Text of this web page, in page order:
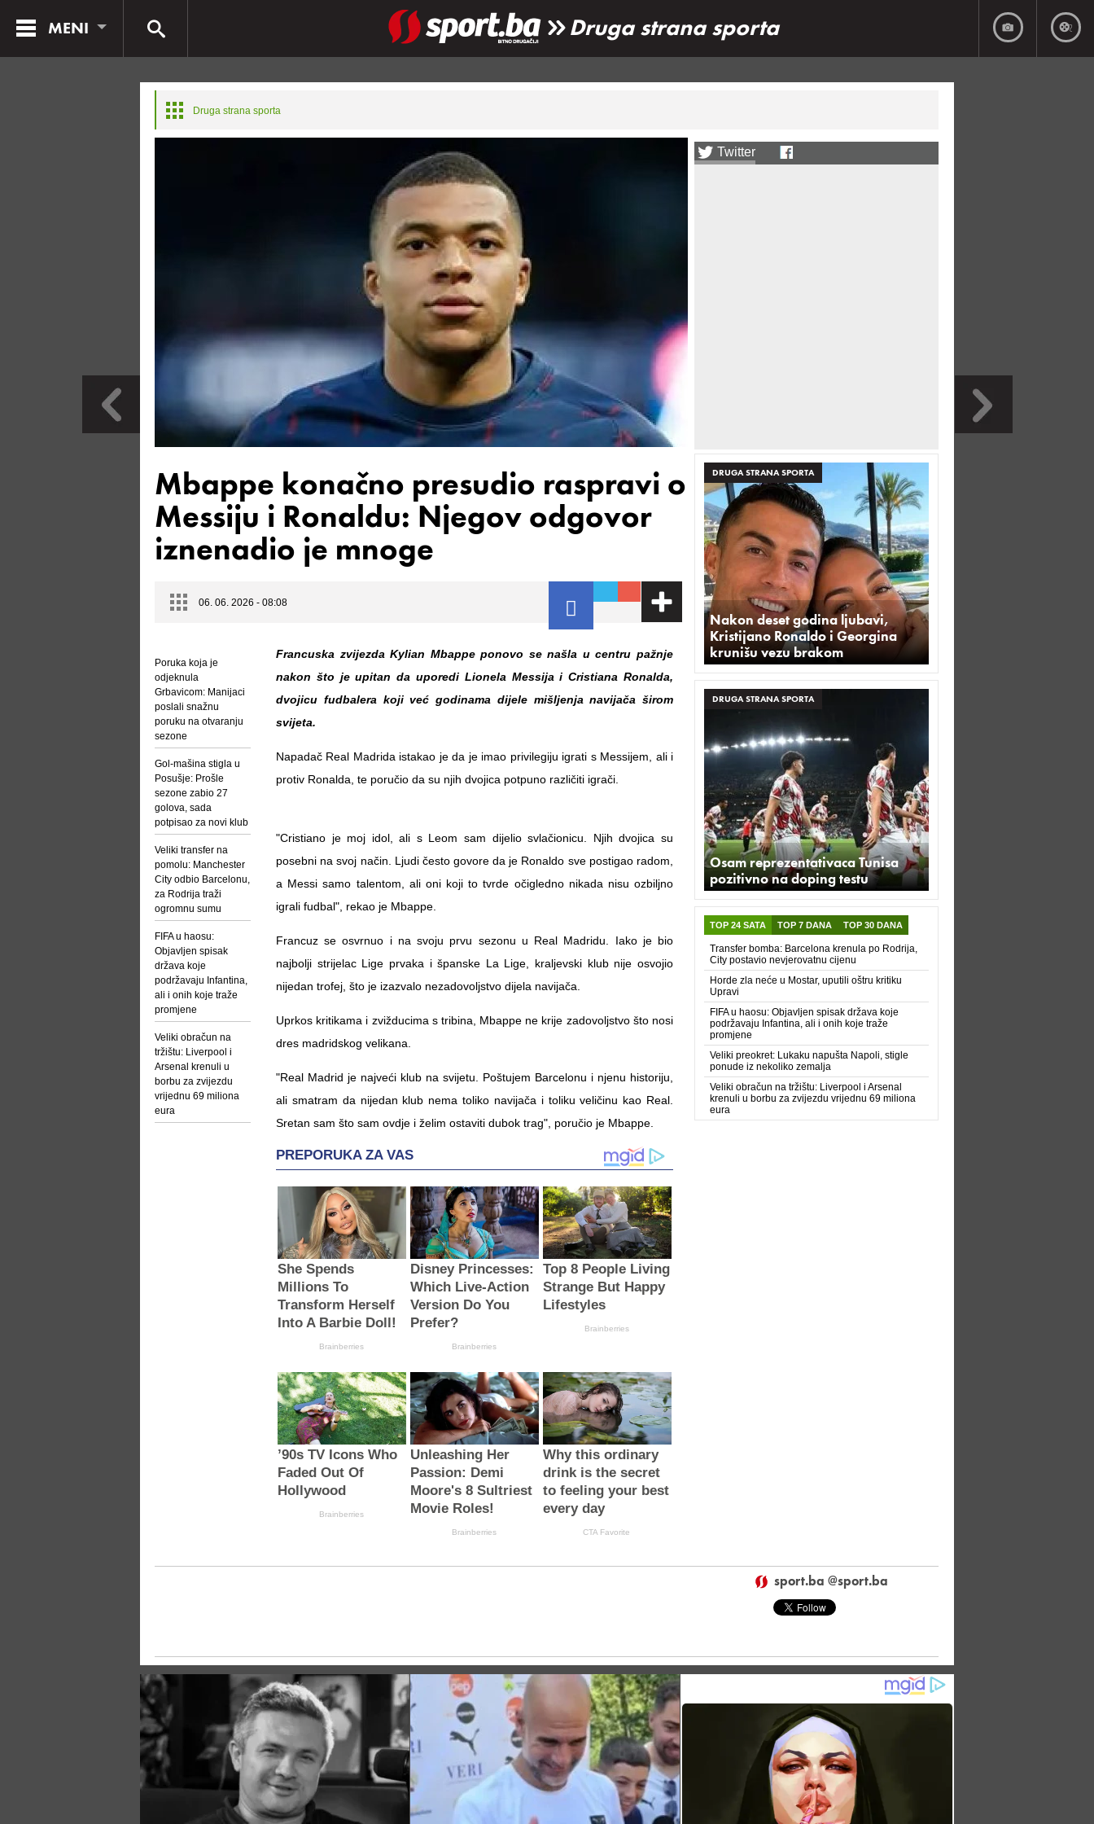
MENI Druga strana sporta
Druga strana sporta
Mbappe konačno presudio raspravi o
Messiju i Ronaldu: Njegov odgovor
iznenadio je mnoge
06. 06. 2026 - 08:08
Poruka koja je
odjeknula
Grbavicom: Manijaci
poslali snažnu
poruku na otvaranju
sezone
Gol-mašina stigla u
Posušje: Prošle
sezone zabio 27
golova, sada
potpisao za novi klub
Veliki transfer na
pomolu: Manchester
City odbio Barcelonu,
za Rodrija traži
ogromnu sumu
FIFA u haosu:
Objavljen spisak
država koje
podržavaju Infantina,
ali i onih koje traže
promjene
Veliki obračun na
tržištu: Liverpool i
Arsenal krenuli u
borbu za zvijezdu
vrijednu 69 miliona
eura
Francuska zvijezda Kylian Mbappe ponovo se našla u centru pažnje
nakon što je upitan da uporedi Lionela Messija i Cristiana Ronalda,
dvojicu fudbalera koji već godinama dijele mišljenja navijača širom
svijeta.
Napadač Real Madrida istakao je da je imao privilegiju igrati s Messijem, ali i
protiv Ronalda, te poručio da su njih dvojica potpuno različiti igrači.
"Cristiano je moj idol, ali s Leom sam dijelio svlačionicu. Njih dvojica su
posebni na svoj način. Ljudi često govore da je Ronaldo sve postigao radom,
a Messi samo talentom, ali oni koji to tvrde očigledno nikada nisu ozbiljno
igrali fudbal", rekao je Mbappe.
Francuz se osvrnuo i na svoju prvu sezonu u Real Madridu. Iako je bio
najbolji strijelac Lige prvaka i španske La Lige, kraljevski klub nije osvojio
nijedan trofej, što je izazvalo nezadovoljstvo dijela navijača.
Uprkos kritikama i zvižducima s tribina, Mbappe ne krije zadovoljstvo što nosi
dres madridskog velikana.
"Real Madrid je najveći klub na svijetu. Poštujem Barcelonu i njenu historiju,
ali smatram da nijedan klub nema toliko navijača i toliku veličinu kao Real.
Sretan sam što sam ovdje i želim ostaviti dubok trag", poručio je Mbappe.
Twitter
DRUGA STRANA SPORTA
Nakon deset godina ljubavi,
Kristijano Ronaldo i Georgina
krunišu vezu brakom
DRUGA STRANA SPORTA
Osam reprezentativaca Tunisa
pozitivno na doping testu
TOP 24 SATA TOP 7 DANA TOP 30 DANA
Transfer bomba: Barcelona krenula po Rodrija,
City postavio nevjerovatnu cijenu
Horde zla neće u Mostar, uputili oštru kritiku
Upravi
FIFA u haosu: Objavljen spisak država koje
podržavaju Infantina, ali i onih koje traže
promjene
Veliki preokret: Lukaku napušta Napoli, stigle
ponude iz nekoliko zemalja
Veliki obračun na tržištu: Liverpool i Arsenal
krenuli u borbu za zvijezdu vrijednu 69 miliona
eura
sport.ba @sport.ba